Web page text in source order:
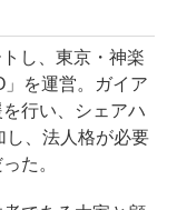
し、東京・神楽
を運営。ガイア
行い、シェアハ
し、法人格が必要
た。